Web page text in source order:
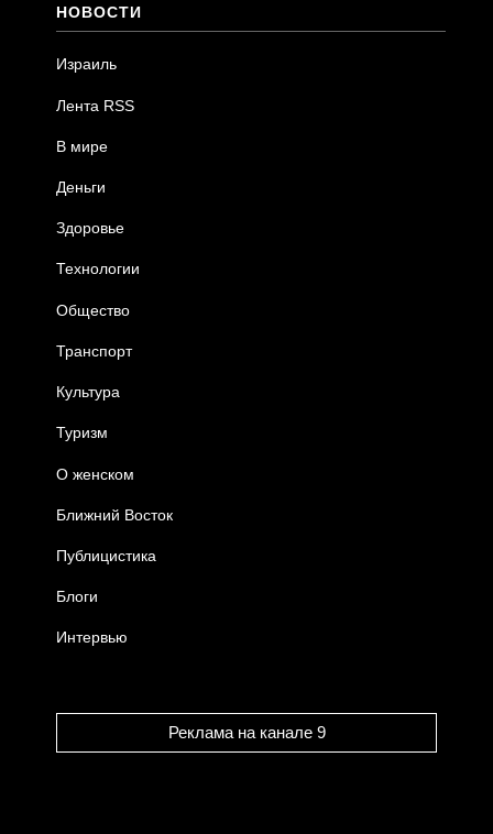
НОВОСТИ
Израиль
Лента RSS
В мире
Деньги
Здоровье
Технологии
Общество
Транспорт
Культура
Туризм
О женском
Ближний Восток
Публицистика
Блоги
Интервью
Реклама на канале 9